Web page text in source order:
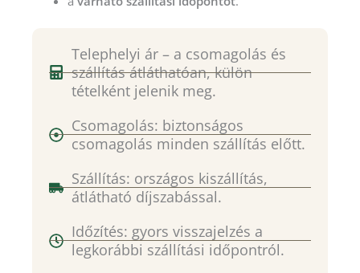
Telephelyi ár – a csomagolás és
szállítás átláthatóan, külön
tételként jelenik meg.
Csomagolás: biztonságos
csomagolás minden szállítás előtt.
Szállítás: országos kiszállítás,
átlátható díjszabással.
Időzítés: gyors visszajelzés a
legkorábbi szállítási időpontról.